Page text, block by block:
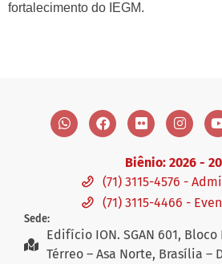
fortalecimento do IEGM.
Biênio: 2026 -
(71) 3115-4576 -
(71) 3115-4466 -
Sede:
Edifício ION. SGAN 601, Bloco
Térreo – Asa Norte, Brasília –